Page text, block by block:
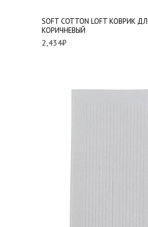
SOFT СOTTON LOFT КОВРИК
КОРИЧНЕВЫЙ
2,434₽